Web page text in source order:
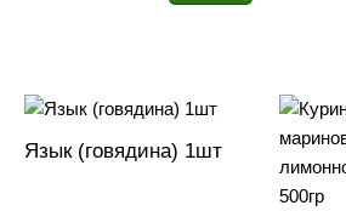
Язык (говядина) 1шт